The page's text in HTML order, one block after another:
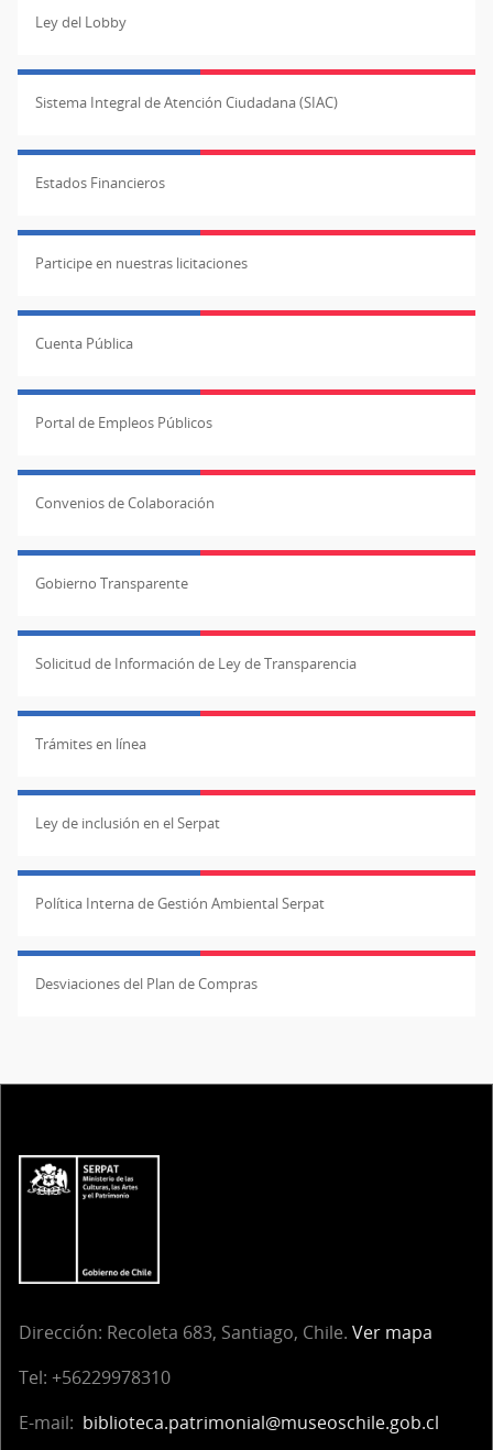
Ley del Lobby
Sistema Integral de Atención Ciudadana (SIAC)
Estados Financieros
Participe en nuestras licitaciones
Cuenta Pública
Portal de Empleos Públicos
Convenios de Colaboración
Gobierno Transparente
Solicitud de Información de Ley de Transparencia
Trámites en línea
Ley de inclusión en el Serpat
Política Interna de Gestión Ambiental Serpat
Desviaciones del Plan de Compras
Dirección: Recoleta 683, Santiago, Chile. Ver mapa
Tel: +56229978310
E-mail: biblioteca.patrimonial@museoschile.gob.cl